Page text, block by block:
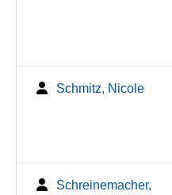
Schmitz, Nicole
Schreinemacher,